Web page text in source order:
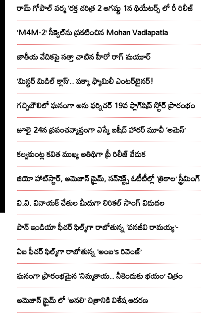
రామ్ గోపాల్ వర్మ ‘రక్త చరిత్ర 2 ఆగష్టు 1న థియేటర్స్ లో రీ రిలీజ్
‘M4M-2’ సీక్వెల్‌ను ప్రకటించిన Mohan Vadlapatla
జాతీయ వేదికపై సత్తా చాటిన హీరో రాగ్ మయూర్‌
‘మిస్టర్ మిడిల్ క్లాస్’.. పక్కా ఫ్యామిలీ ఎంటర్‌టైనర్!
గచ్చిబౌలిలో ఘనంగా అను ఫర్నిచర్ 19వ ఫ్లాగ్‌షిప్ స్టోర్ ప్రారంభం
జూలై 24న ప్రపంచవ్యాప్తంగా ఎస్కే బషీద్‌ హారర్ మూవీ ‘అమెన్’
కల్వకుంట్ల కవిత ముఖ్య అతిథిగా ప్రీ రిలీజ్ వేడుక
జియో హాట్‌స్టార్, అమెజాన్ ప్రైమ్, సన్‌నెక్ట్స్ ఓటీటీల్లో ‘త్రికాల’ స్ట్రీమింగ్
వి.వి. వినాయక్ చేతుల మీదుగా లిరికల్ సాంగ్ విడుదల
పాన్ ఇండియా ఫీచర్ ఫిల్మ్‌గా రాబోతున్న ‘వనజీవి రామయ్య’-
ఏఐ ఫీచర్ ఫిల్మ్‌గా రాబోతున్న ‘అంబ’s రివెంజ్’
ఘనంగా ప్రారంభమైన ‘నిమ్మకాయ.. నీకెందుకు భయం’ చిత్రం
అమెజాన్ ప్రైమ్ లో ‘అనలి’ చిత్రానికి విశేష ఆదరణ